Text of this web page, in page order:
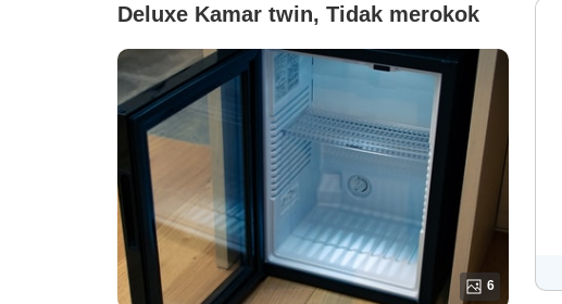
Deluxe Kamar twin, Tidak merokok
6